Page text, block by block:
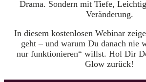
Drama. Sondern mit Tiefe,
Veränderung.
In diesem kostenlosen Webinar
geht – und warum Du danach nie
nur funktionieren“ willst. Hol Dir
Glow zurück!